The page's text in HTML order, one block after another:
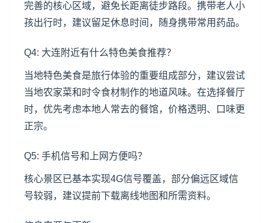
完善的核心区域，避免长距离徒步路段。携带老人小
孩出行时，建议留足休息时间，随身携带常用药品。
Q4: 大连附近有什么特色美食推荐？
当地特色美食是旅行体验的重要组成部分，建议尝试
当地农家菜和时令食材制作的地道风味。在选择餐厅
时，优先考虑本地人常去的餐馆，价格透明、口味更
正宗。
Q5: 手机信号和上网方便吗？
核心景区已基本实现4G信号覆盖，部分偏远区域信
号较弱，建议提前下载离线地图和所需资料。